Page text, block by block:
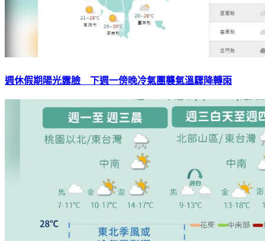
週休假期陽光露臉 下週一傍晚冷氣團襲氣溫驟降轉雨